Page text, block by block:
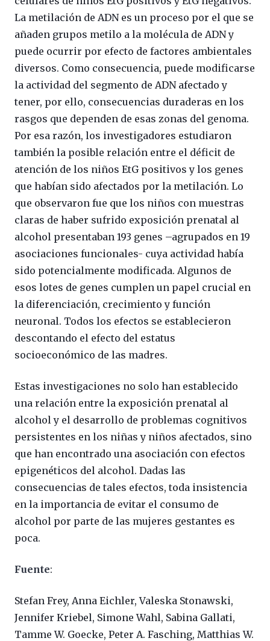
La metilación de ADN es un proceso por el que se
añaden grupos metilo a la molécula de ADN y
puede ocurrir por efecto de factores ambientales
diversos. Como consecuencia, puede modificarse
la actividad del segmento de ADN afectado y
tener, por ello, consecuencias duraderas en los
rasgos que dependen de esas zonas del genoma.
Por esa razón, los investigadores estudiaron
también la posible relación entre el déficit de
atención de los niños EtG positivos y los genes
que habían sido afectados por la metilación. Lo
que observaron fue que los niños con muestras
claras de haber sufrido exposición prenatal al
alcohol presentaban 193 genes –agrupados en 19
asociaciones funcionales- cuya actividad había
sido potencialmente modificada. Algunos de
esos lotes de genes cumplen un papel crucial en
la diferenciación, crecimiento y función
neuronal. Todos los efectos se establecieron
descontando el efecto del estatus
socioeconómico de las madres.
Estas investigaciones no solo han establecido
una relación entre la exposición prenatal al
alcohol y el desarrollo de problemas cognitivos
persistentes en los niñas y niños afectados, sino
que han encontrado una asociación con efectos
epigenéticos del alcohol. Dadas las
consecuencias de tales efectos, toda insistencia
en la importancia de evitar el consumo de
alcohol por parte de las mujeres gestantes es
poca.
Fuente:
Stefan Frey, Anna Eichler, Valeska Stonawski,
Jennifer Kriebel, Simone Wahl, Sabina Gallati,
Tamme W. Goecke, Peter A. Fasching, Matthias W.